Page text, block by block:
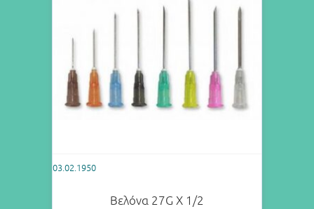
03.02.1950
Βελόνα 27G Χ 1/2